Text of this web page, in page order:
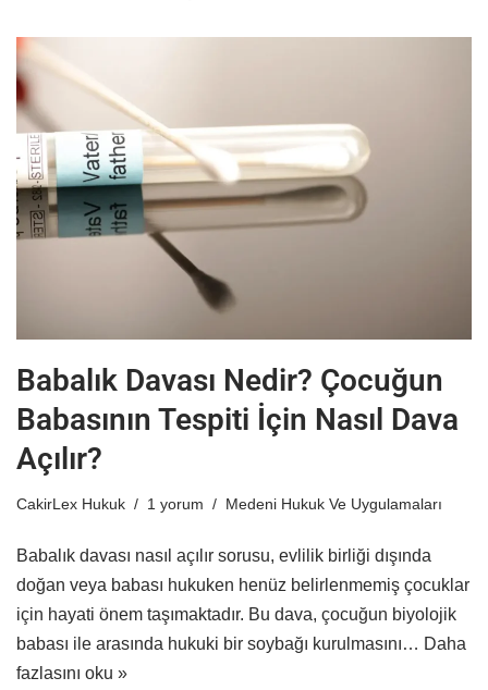
Babalık Davası Nedir? Çocuğun
Babasının Tespiti İçin Nasıl Dava
Açılır?
CakirLex Hukuk 1 yorum Medeni Hukuk Ve Uygulamaları
Babalık davası nasıl açılır sorusu, evlilik birliği dışında
doğan veya babası hukuken henüz belirlenmemiş çocuklar
için hayati önem taşımaktadır. Bu dava, çocuğun biyolojik
babası ile arasında hukuki bir soybağı kurulmasını… Daha
fazlasını oku »